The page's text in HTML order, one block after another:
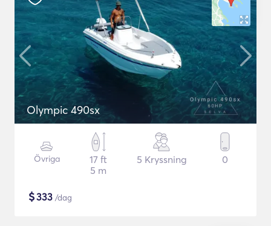
Olympic 490sx
Övriga
17 ft
5 m
5 Kryssning 0
$333 /dag